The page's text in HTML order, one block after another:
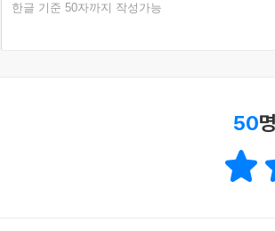
한글 기준 50자까지 작성가능
50